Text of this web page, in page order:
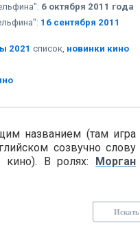
6 октября 2011 года
16 сентября 2011
2021 список, новинки кино
названием (там игра
созвучно слову
кино). В ролях: Морган